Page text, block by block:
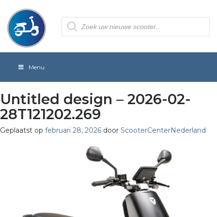
Producten
zoeken
Menu
Untitled design – 2026-02-
28T121202.269
Geplaatst op februari 28, 2026 door ScooterCenterNederland